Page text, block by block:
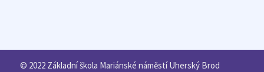
© 2022 Základní škola Mariánské náměstí Uherský Brod